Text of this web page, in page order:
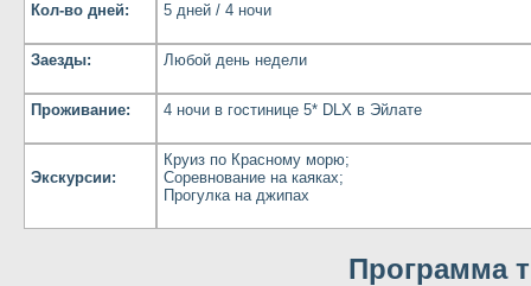
Кол-во дней: 5 дней / 4 ночи
Заезды: Любой день недели
Проживание: 4 ночи в гостинице 5* DLX в Эйлате
Экскурсии:
Круиз по Красному морю;
Соревнование на каяках;
Прогулка на джипах
Программа